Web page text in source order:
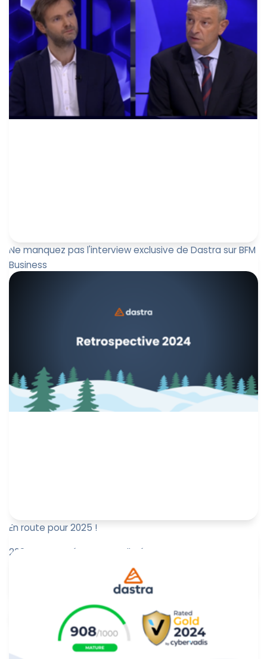
européen de ...
Paul-Emmanuel Bidault
14 février 2025
Ne manquez pas l'interview exclusive de Dastra sur BFM
Business
Emmanuel Bidault, Direc...
Marine Boquien
En route pour 2025 !
2024 a marqué une nouvelle étape pour Dastra, entre
conquête de nouveaux marchés, innovations
technologiques, et une équ...
Marine Boquien
6 janvier 2025